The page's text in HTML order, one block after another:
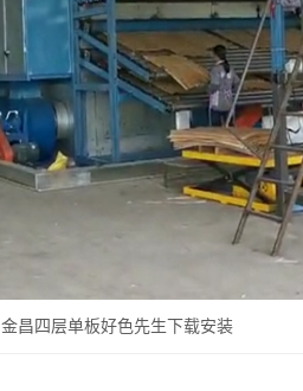
金昌四层单板好色先生下载安装